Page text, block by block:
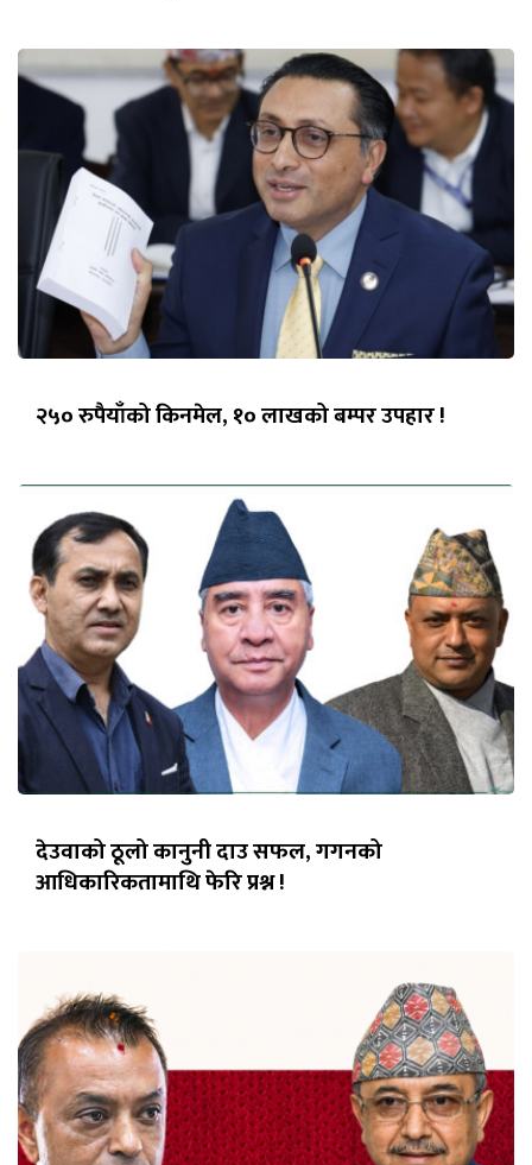
२५० रुपैयाँको किनमेल, १० लाखको बम्पर उपहार !
देउवाको ठूलो कानुनी दाउ सफल, गगनको
आधिकारिकतामाथि फेरि प्रश्न !